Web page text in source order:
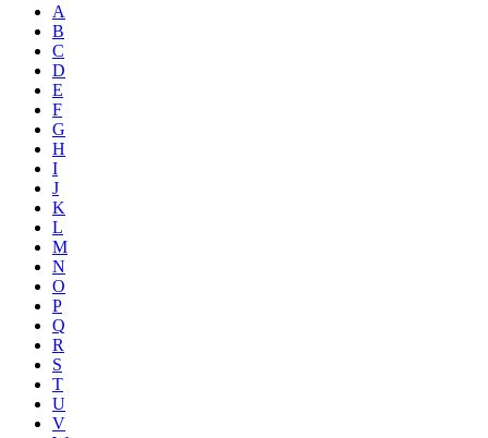
A
B
C
D
E
F
G
H
I
J
K
L
M
N
O
P
Q
R
S
T
U
V